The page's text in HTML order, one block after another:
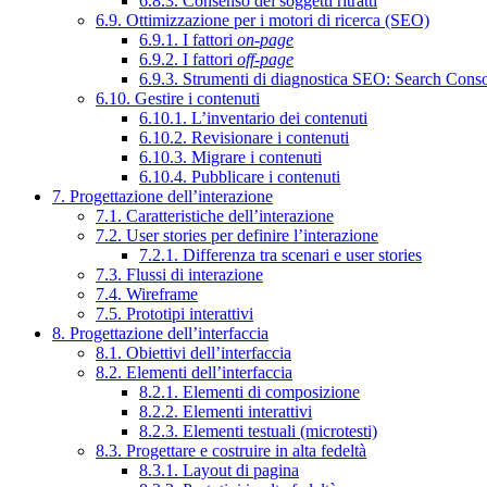
6.9. Ottimizzazione per i motori di ricerca (SEO)
6.9.1. I fattori on-page
6.9.2. I fattori off-page
6.9.3. Strumenti di diagnostica SEO: Search
6.10. Gestire i contenuti
6.10.1. L’inventario dei contenuti
6.10.2. Revisionare i contenuti
6.10.3. Migrare i contenuti
6.10.4. Pubblicare i contenuti
7. Progettazione dell’interazione
7.1. Caratteristiche dell’interazione
7.2. User stories per definire l’interazione
7.2.1. Differenza tra scenari e user stories
7.3. Flussi di interazione
7.4. Wireframe
7.5. Prototipi interattivi
8. Progettazione dell’interfaccia
8.1. Obiettivi dell’interfaccia
8.2. Elementi dell’interfaccia
8.2.1. Elementi di composizione
8.2.2. Elementi interattivi
8.2.3. Elementi testuali (microtesti)
8.3. Progettare e costruire in alta fedeltà
8.3.1. Layout di pagina